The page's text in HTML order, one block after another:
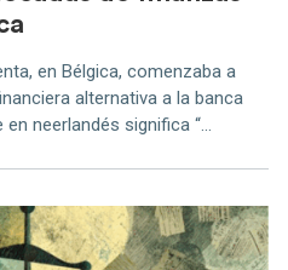
en Bélgica, comenzaba a
alternativa a la banca
neerlandés significa “...